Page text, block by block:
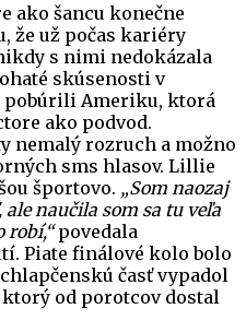
ako šancu konečne
že už počas kariéry
s nimi nedokázala
skúsenosti v
pobúrili Ameriku, ktorá
ako podvod.
nemalý rozruch a možno
sms hlasov. Lillie
športovo. „Som naozaj
naučila som sa tu veľa
robí,“povedala
Piate finálové kolo bolo
časť vypadol
ktorý od porotcov dostal